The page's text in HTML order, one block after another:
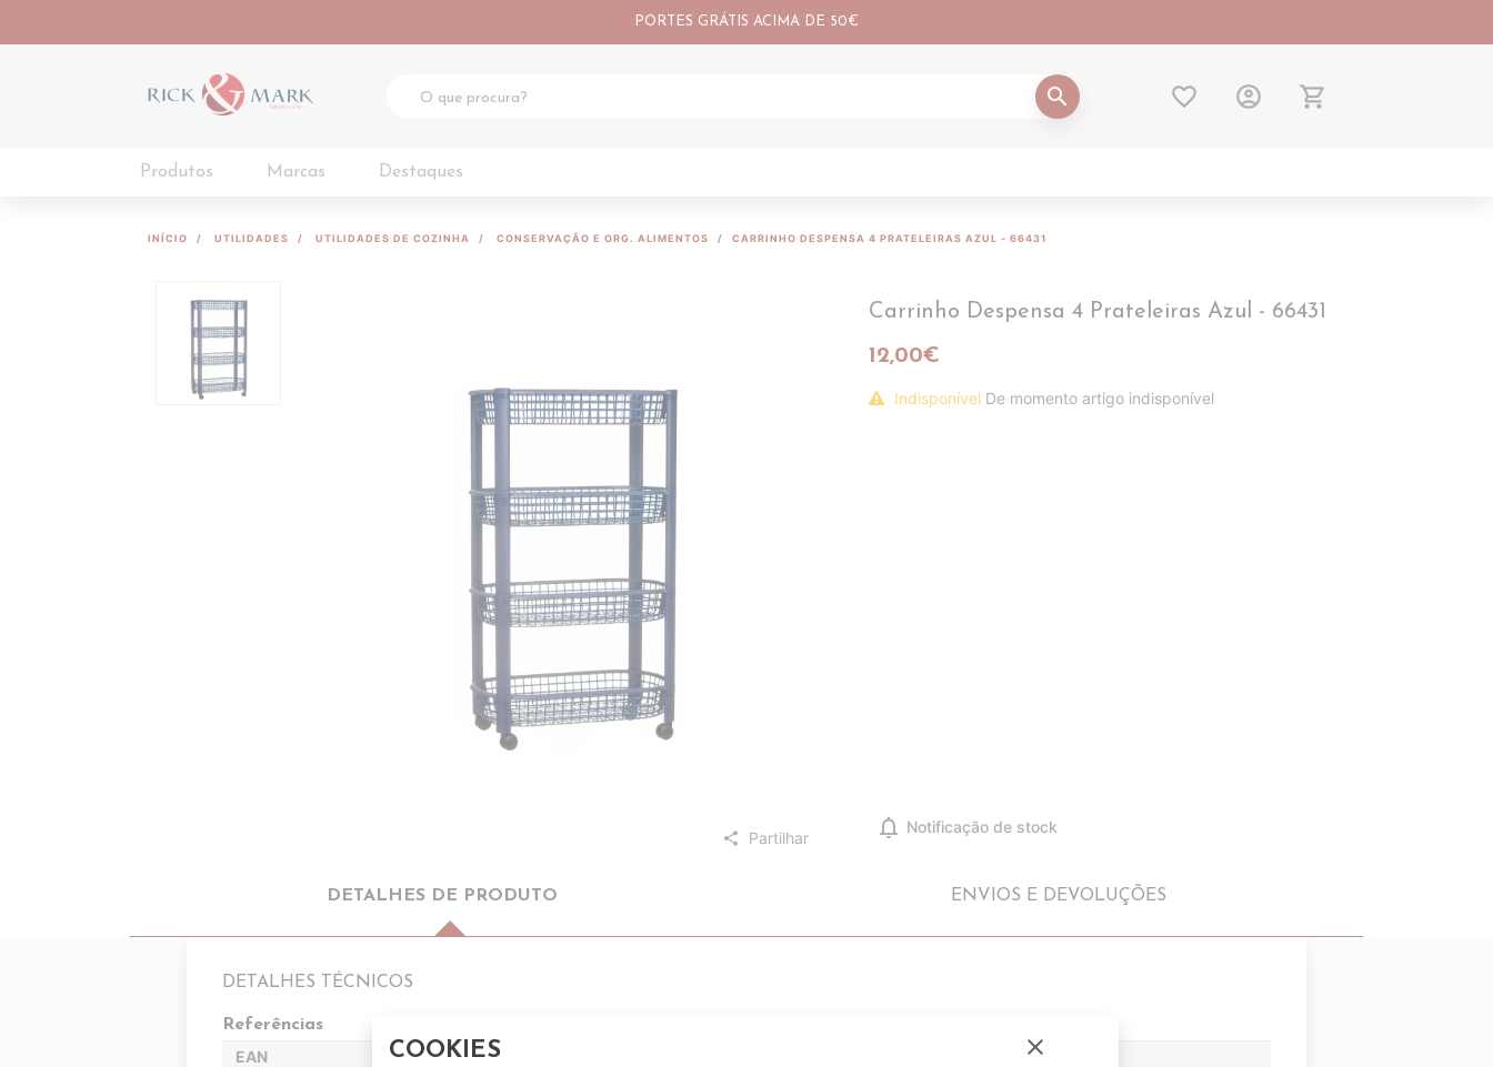
PORTES GRÁTIS ACIMA DE 50€
search favorite_border account_circle shopping_cart
Produtos Marcas Destaques
INÍCIO UTILIDADES UTILIDADES DE COZINHA CONSERVAÇÃO E ORG. ALIMENTOS CARRINHO DESPENSA 4 PRATELEIRAS AZUL - 66431
share Partilhar
Carrinho Despensa 4 Prateleiras Azul - 66431
12,00€
Indisponível De momento artigo indisponível
notifications Notificação de stock
DETALHES DE PRODUTO ENVIOS E DEVOLUÇÕES
DETALHES TÉCNICOS
Referências
EAN COOKIES close